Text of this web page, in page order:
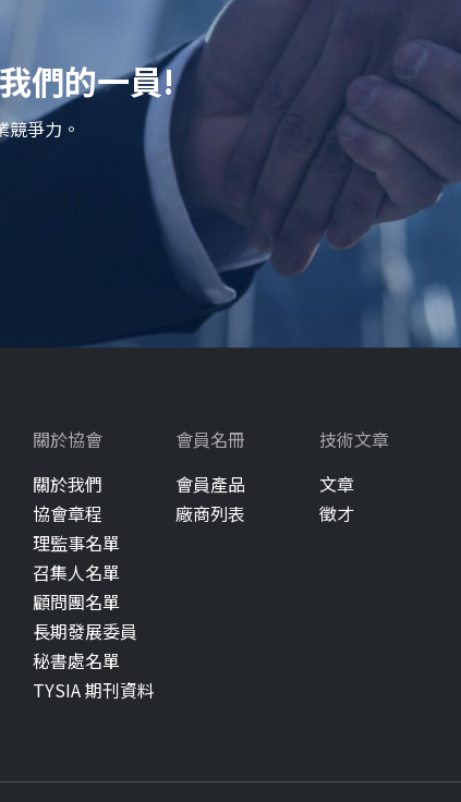
們的一員!
爭力。
關於協會
關於我們
協會章程
理監事名單
召集人名單
顧問團名單
長期發展委員
秘書處名單
TYSIA 期刊資料
會員名冊
會員產品
廠商列表
技術文章
文章
徵才